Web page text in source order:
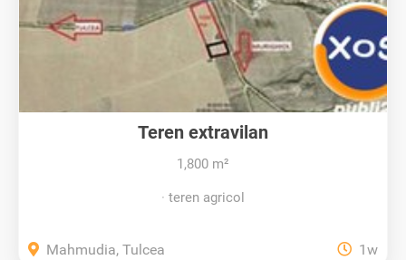
Teren extravilan
1,800 m²
teren agricol
Mahmudia, Tulcea 1w